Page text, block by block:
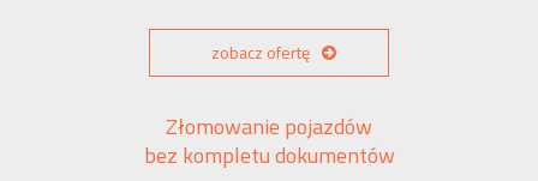
zobacz ofertę
Złomowanie pojazdów
bez kompletu dokumentów